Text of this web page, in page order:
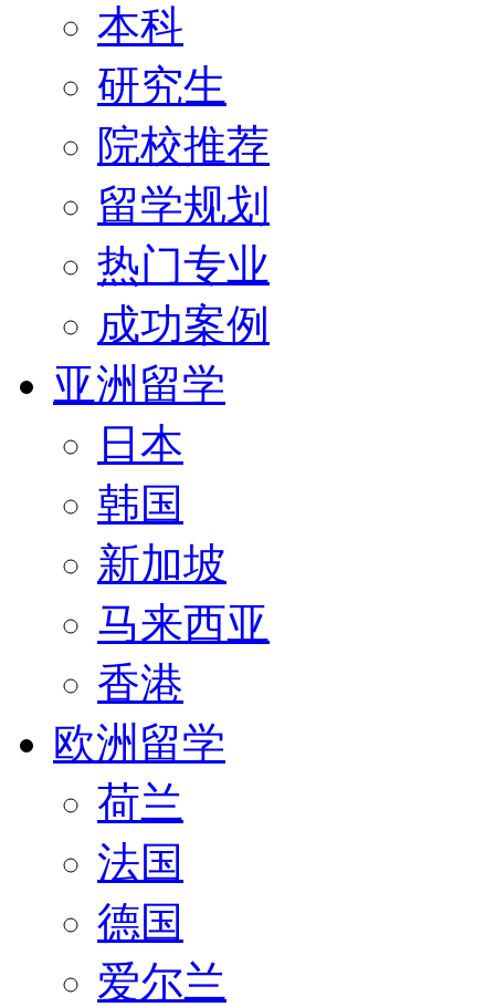
本科
研究生
院校推荐
留学规划
热门专业
成功案例
亚洲留学
日本
韩国
新加坡
马来西亚
香港
欧洲留学
荷兰
法国
德国
爱尔兰